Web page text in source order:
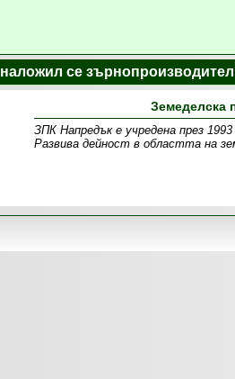
наложил се
Земеделска
ЗПК Напредък е учредена през
Развива дейност в областта на